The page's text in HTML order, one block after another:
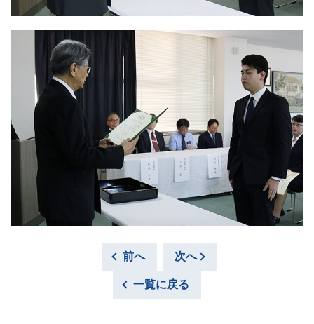
前へ 次へ
一覧に戻る